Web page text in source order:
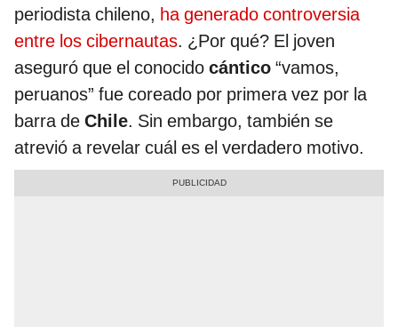
periodista chileno, ha generado controversia
entre los cibernautas. ¿Por qué? El joven
aseguró que el conocido cántico “vamos,
peruanos” fue coreado por primera vez por la
barra de Chile. Sin embargo, también se
atrevió a revelar cuál es el verdadero motivo.